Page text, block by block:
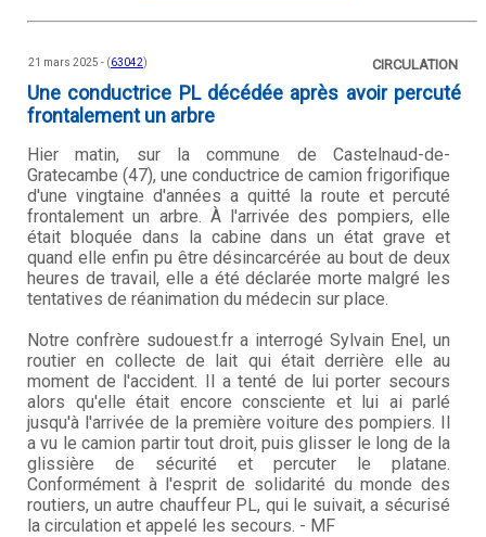
21 mars 2025 - (63042) CIRCULATION
Une conductrice PL décédée après avoir percuté
frontalement un arbre
Hier matin, sur la commune de Castelnaud-de-
Gratecambe (47), une conductrice de camion frigorifique
d'une vingtaine d'années a quitté la route et percuté
frontalement un arbre. À l'arrivée des pompiers, elle
était bloquée dans la cabine dans un état grave et
quand elle enfin pu être désincarcérée au bout de deux
heures de travail, elle a été déclarée morte malgré les
tentatives de réanimation du médecin sur place.
Notre confrère sudouest.fr a interrogé Sylvain Enel, un
routier en collecte de lait qui était derrière elle au
moment de l'accident. Il a tenté de lui porter secours
alors qu'elle était encore consciente et lui ai parlé
jusqu'à l'arrivée de la première voiture des pompiers. Il
a vu le camion partir tout droit, puis glisser le long de la
glissière de sécurité et percuter le platane.
Conformément à l'esprit de solidarité du monde des
routiers, un autre chauffeur PL, qui le suivait, a sécurisé
la circulation et appelé les secours. - MF